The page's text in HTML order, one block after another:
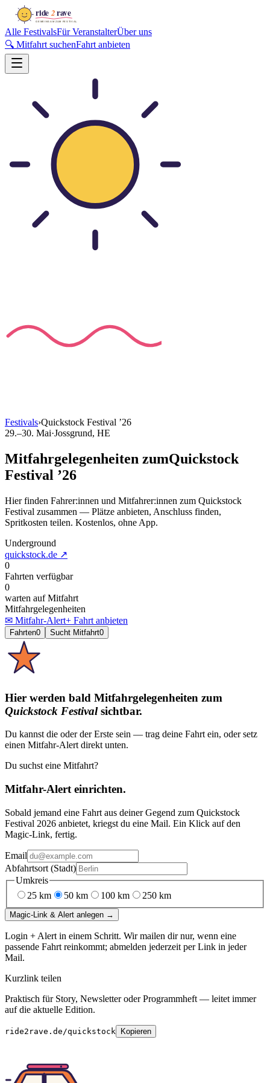
Alle FestivalsFür VeranstalterÜber uns
🔍 Mitfahrt suchenFahrt anbieten
Festivals›Quickstock Festival ’26
29.–30. Mai·Jossgrund, HE
Mitfahrgelegenheiten zumQuickstock
Festival ’26
Hier finden Fahrer:innen und Mitfahrer:innen zum Quickstock
Festival zusammen — Plätze anbieten, Anschluss finden,
Spritkosten teilen. Kostenlos, ohne App.
Underground
quickstock.de ↗
0
Fahrten verfügbar
0
warten auf Mitfahrt
Mitfahrgelegenheiten
✉ Mitfahr-Alert+ Fahrt anbieten
Fahrten0 Sucht Mitfahrt0
Hier werden bald Mitfahrgelegenheiten zum
Quickstock Festival sichtbar.
Du kannst die oder der Erste sein — trag deine Fahrt ein, oder setz
einen Mitfahr-Alert direkt unten.
Du suchst eine Mitfahrt?
Mitfahr-Alert einrichten.
Sobald jemand eine Fahrt aus deiner Gegend zum Quickstock
Festival 2026 anbietet, kriegst du eine Mail. Ein Klick auf den
Magic-Link, fertig.
Email
Abfahrtsort (Stadt)
Umkreis
25 km 50 km 100 km 250 km
Magic-Link & Alert anlegen →
Login + Alert in einem Schritt. Wir mailen dir nur, wenn eine
passende Fahrt reinkommt; abmelden jederzeit per Link in jeder
Mail.
Kurzlink teilen
Praktisch für Story, Newsletter oder Programmheft — leitet immer
auf die aktuelle Edition.
ride2rave.de/quickstock Kopieren